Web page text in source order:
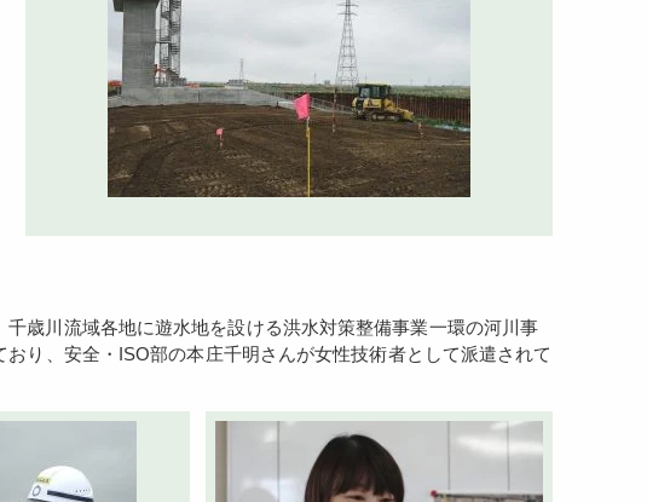
り、安全・ISO部の本庄千明さんが女性技術者として派遣されて